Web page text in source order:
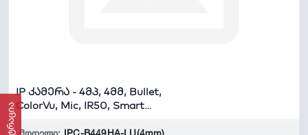
IP კამერა - 4მპ, 4მმ, Bullet,
ColorVu, Mic, IR50, Smart
მოდელი: IPC-B449HA-LU(4mm)